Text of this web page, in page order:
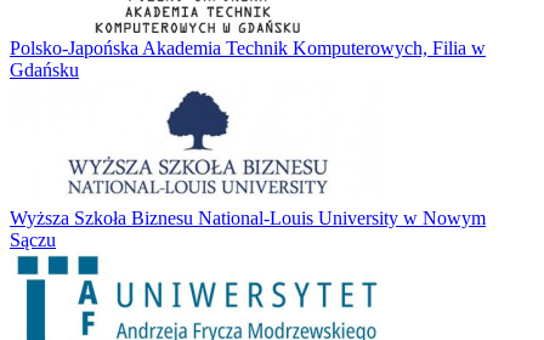
Polsko-Japońska Akademia Technik Komputerowych, Filia w
Gdańsku
Wyższa Szkoła Biznesu National-Louis University w Nowym
Sączu